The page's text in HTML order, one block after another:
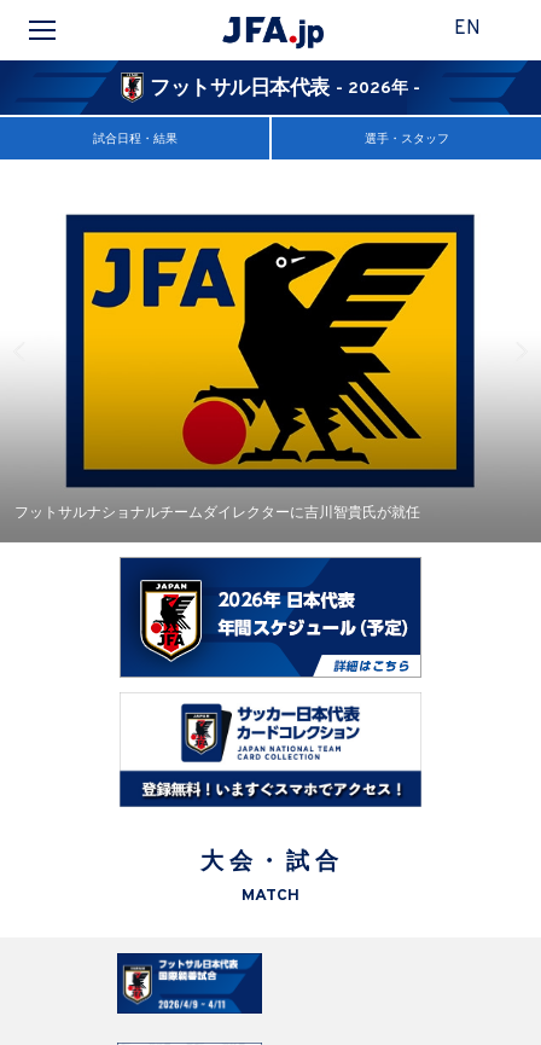
EN
フットサル日本代表 - 2026年 -
試合日程・結果 選手・スタッフ
フットサルナショナルチームダイレクターに吉川智貴氏が就任
大会・試合
MATCH